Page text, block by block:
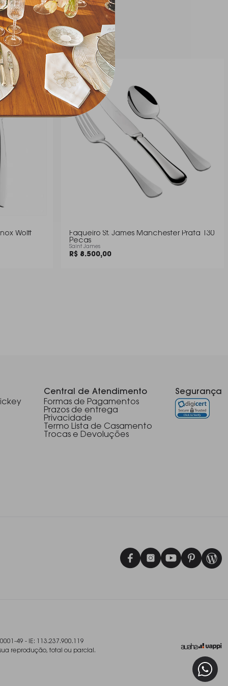
receber bem, o Faqueiro St James Paris
é um convite à arte de anfitriar com
estilo.
Wolff
Faqueiro St. James Manchester Prata 130
Pecas
Saint James
R$ 8.500,00
Central de Atendimento
Formas de Pagamentos
Prazos de entrega
Privacidade
Termo Lista de Casamento
Trocas e Devoluções
Segurança
49 - IE: 113.237.900.119
reprodução, total ou parcial.